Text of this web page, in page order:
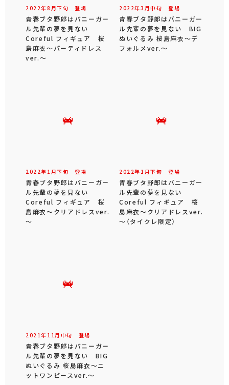
2022年8 月下旬 登場
青春ブタ野郎はバニーガー
ル先輩の夢を見ない
Coreful フィギュア 桜
島麻衣～パーティドレス
ver.～
2022年3 月中旬 登場
青春ブタ野郎はバニーガー
ル先輩の夢を見ない BIG
ぬいぐるみ 桜島麻衣～デ
フォルメver.～
2022年 1 月下旬 登場
青春ブタ野郎はバニーガー
ル先輩の夢を見ない
Coreful フィギュア 桜
島麻衣～クリアドレスver.
～
2022年 1 月下旬 登場
青春ブタ野郎はバニーガー
ル先輩の夢を見ない
Coreful フィギュア 桜
島麻衣～クリアドレスver.
～（タイクレ限定）
2021年 11 月 中旬 登場
青春ブタ野郎はバニーガー
ル先輩の夢を見ない BIG
ぬいぐるみ 桜島麻衣～ニ
ットワンピースver.～